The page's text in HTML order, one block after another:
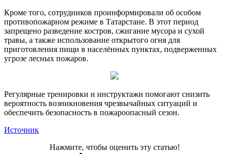
Кроме того, сотрудников проинформировали об особом
противопожарном режиме в Татарстане. В этот период
запрещено разведение костров, сжигание мусора и сухой
травы, а также использование открытого огня для
приготовления пищи в населённых пунктах, подверженных
угрозе лесных пожаров.
Регулярные тренировки и инструктажи помогают снизить
вероятность возникновения чрезвычайных ситуаций и
обеспечить безопасность в пожароопасный сезон.
Источник
Нажмите, чтобы оценить эту статью!